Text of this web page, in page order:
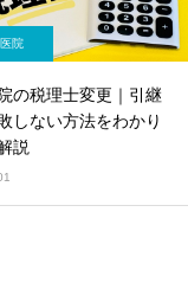
院
の税理士変更｜引継
しない方法をわかり
説